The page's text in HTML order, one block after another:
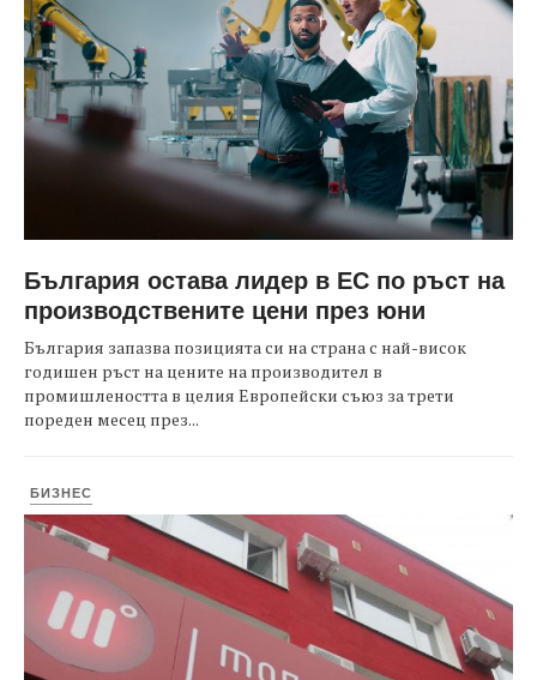
България остава лидер в ЕС по ръст на
производствените цени през юни
България запазва позицията си на страна с най-висок
годишен ръст на цените на производител в
промишлеността в целия Европейски съюз за трети
пореден месец през...
БИЗНЕС